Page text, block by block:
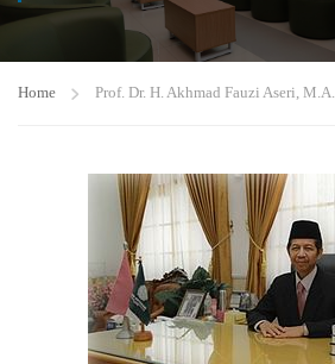
Home Prof. Dr. H. Akhmad Fauzi Aseri, M.A.